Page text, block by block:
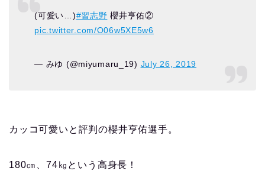
(可愛い…)#習志野 櫻井亨佑②
pic.twitter.com/O06w5XE5w6
— みゆ (@miyumaru_19) July 26, 2019
カッコ可愛いと評判の櫻井亨佑選手。
180㎝、74㎏という高身長！